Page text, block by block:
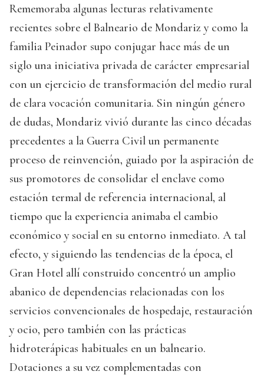
Rememoraba algunas lecturas relativamente
recientes sobre el Balneario de Mondariz y como la
familia Peinador supo conjugar hace más de un
siglo una iniciativa privada de carácter empresarial
con un ejercicio de transformación del medio rural
de clara vocación comunitaria. Sin ningún género
de dudas, Mondariz vivió durante las cinco décadas
precedentes a la Guerra Civil un permanente
proceso de reinvención, guiado por la aspiración de
sus promotores de consolidar el enclave como
estación termal de referencia internacional, al
tiempo que la experiencia animaba el cambio
económico y social en su entorno inmediato. A tal
efecto, y siguiendo las tendencias de la época, el
Gran Hotel allí construido concentró un amplio
abanico de dependencias relacionadas con los
servicios convencionales de hospedaje, restauración
y ocio, pero también con las prácticas
hidroterápicas habituales en un balneario.
Dotaciones a su vez complementadas con